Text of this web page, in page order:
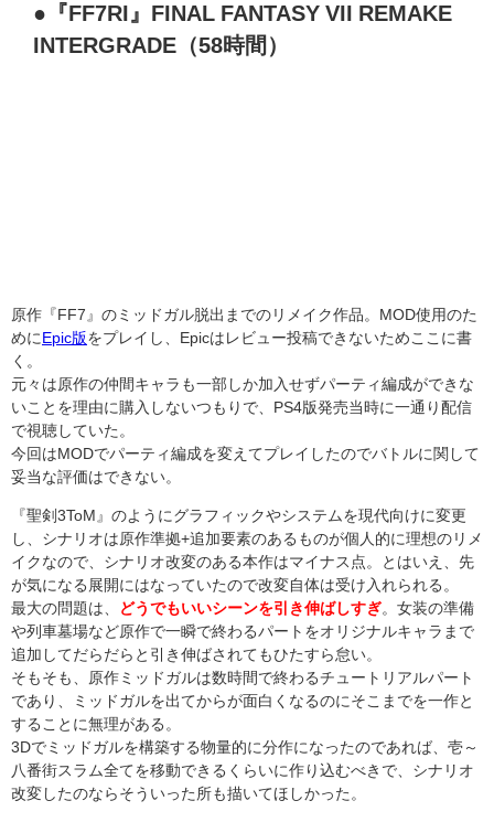
●『FF7RI』FINAL FANTASY VII REMAKE
INTERGRADE（58時間）
原作『FF7』のミッドガル脱出までのリメイク作品。MOD使用のた
めに Epic版 をプレイし、Epicはレビュー投稿できないためここに書
く。
元々は原作の仲間キャラも一部しか加入せずパーティ編成ができな
いことを理由に購入しないつもりで、PS4版発売当時に一通り配信
で視聴していた。
今回はMODでパーティ編成を変えてプレイしたのでバトルに関して
妥当な評価はできない。
『聖剣3ToM』のようにグラフィックやシステムを現代向けに変更
し、シナリオは原作準拠+追加要素のあるものが個人的に理想のリメ
イクなので、シナリオ改変のある本作はマイナス点。とはいえ、先
が気になる展開にはなっていたので改変自体は受け入れられる。
最大の問題は、
どうでもいいシーンを引き伸ばしすぎ。女装の準備
や列車墓場など原作で一瞬で終わるパートをオリジナルキャラまで
追加してだらだらと引き伸ばされてもひたすら怠い。
そもそも、原作ミッドガルは数時間で終わるチュートリアルパート
であり、ミッドガルを出てからが面白くなるのにそこまでを一作と
することに無理がある。
3Dでミッドガルを構築する物量的に分作になったのであれば、壱～
八番街スラム全てを移動できるくらいに作り込むべきで、シナリオ
改変したのならそういった所も描いてほしかった。